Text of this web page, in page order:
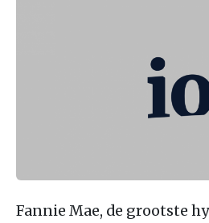
Fannie Mae, de grootste